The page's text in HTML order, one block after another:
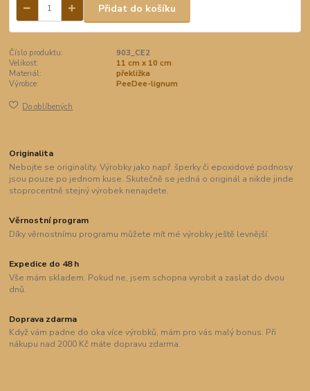
Přidat do košíku
Číslo produktu:
903_CE2
Velikost:
11 cm x 10 cm
Materiál:
překližka
Výrobce:
PeeDee-lignum
Do oblíbených
Originalita
Nebojte se originality. Výrobky jako např. šperky či epoxidové podnosy
jsou pouze po jednom kuse. Skutečně se jedná o originál a nikde jinde
stoprocentně stejný výrobek nenajdete.
Věrnostní program
Díky věrnostnímu programu můžete mít mé výrobky ještě levnější.
Expedice do 48 h
Vše mám skladem. Pokud ne, jsem schopna vyrobit a zaslat do dvou
dnů.
Doprava zdarma
Když vám padne do oka více výrobků, mám pro vás malý bonus. Při
nákupu nad 2000 Kč máte dopravu zdarma.